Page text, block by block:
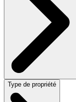
Type de propriété